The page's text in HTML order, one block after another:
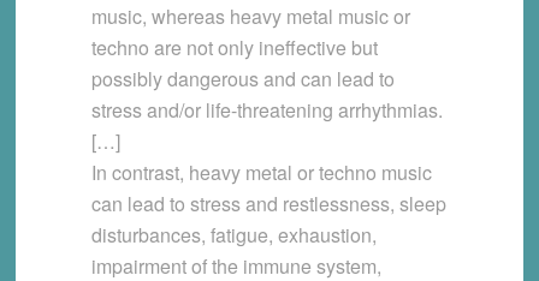
music, whereas heavy metal music or
techno are not only ineffective but
possibly dangerous and can lead to
stress and/or life-threatening arrhythmias.
[…]
In contrast, heavy metal or techno music
can lead to stress and restlessness, sleep
disturbances, fatigue, exhaustion,
impairment of the immune system,